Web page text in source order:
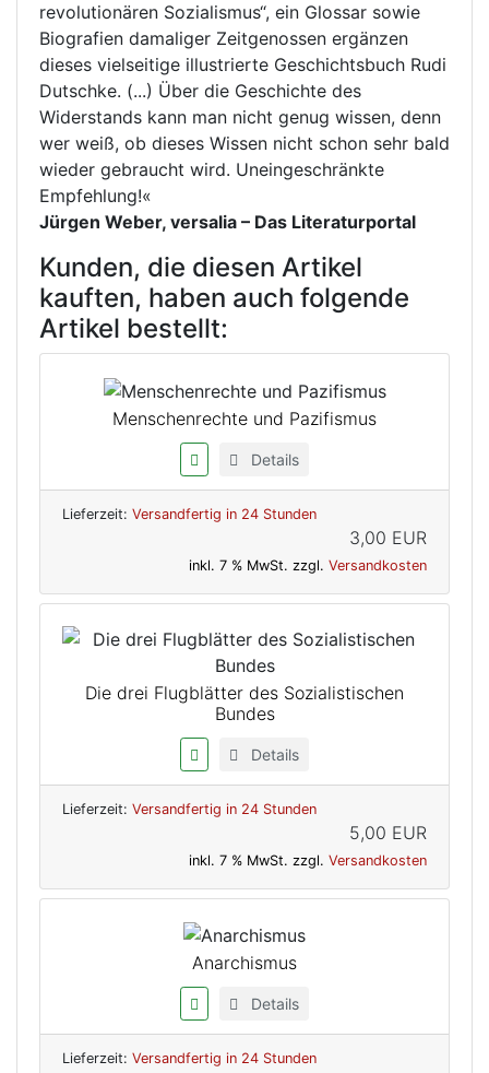
revolutionären Sozialismus“, ein Glossar sowie
Biografien damaliger Zeitgenossen ergänzen
dieses vielseitige illustrierte Geschichtsbuch Rudi
Dutschke. (...) Über die Geschichte des
Widerstands kann man nicht genug wissen, denn
wer weiß, ob dieses Wissen nicht schon sehr bald
wieder gebraucht wird. Uneingeschränkte
Empfehlung!«
Jürgen Weber, versalia – Das Literaturportal
Kunden, die diesen Artikel
kauften, haben auch folgende
Artikel bestellt:
Menschenrechte und Pazifismus
Details
Lieferzeit: Versandfertig in 24 Stunden
3,00 EUR
inkl. 7 % MwSt. zzgl. Versandkosten
Die drei Flugblätter des Sozialistischen
Bundes
Details
Lieferzeit: Versandfertig in 24 Stunden
5,00 EUR
inkl. 7 % MwSt. zzgl. Versandkosten
Anarchismus
Details
Lieferzeit: Versandfertig in 24 Stunden